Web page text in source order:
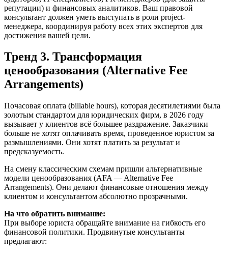
репутации) и финансовых аналитиков. Ваш правовой
консультант должен уметь выступать в роли project-
менеджера, координируя работу всех этих экспертов для
достижения вашей цели.
Тренд 3. Трансформация
ценообразования (Alternative Fee
Arrangements)
Почасовая оплата (billable hours), которая десятилетиями была
золотым стандартом для юридических фирм, в 2026 году
вызывает у клиентов всё большее раздражение. Заказчики
больше не хотят оплачивать время, проведенное юристом за
размышлениями. Они хотят платить за результат и
предсказуемость.
На смену классическим схемам пришли альтернативные
модели ценообразования (AFA — Alternative Fee
Arrangements). Они делают финансовые отношения между
клиентом и консультантом абсолютно прозрачными.
На что обратить внимание:
При выборе юриста обращайте внимание на гибкость его
финансовой политики. Продвинутые консультанты
предлагают: